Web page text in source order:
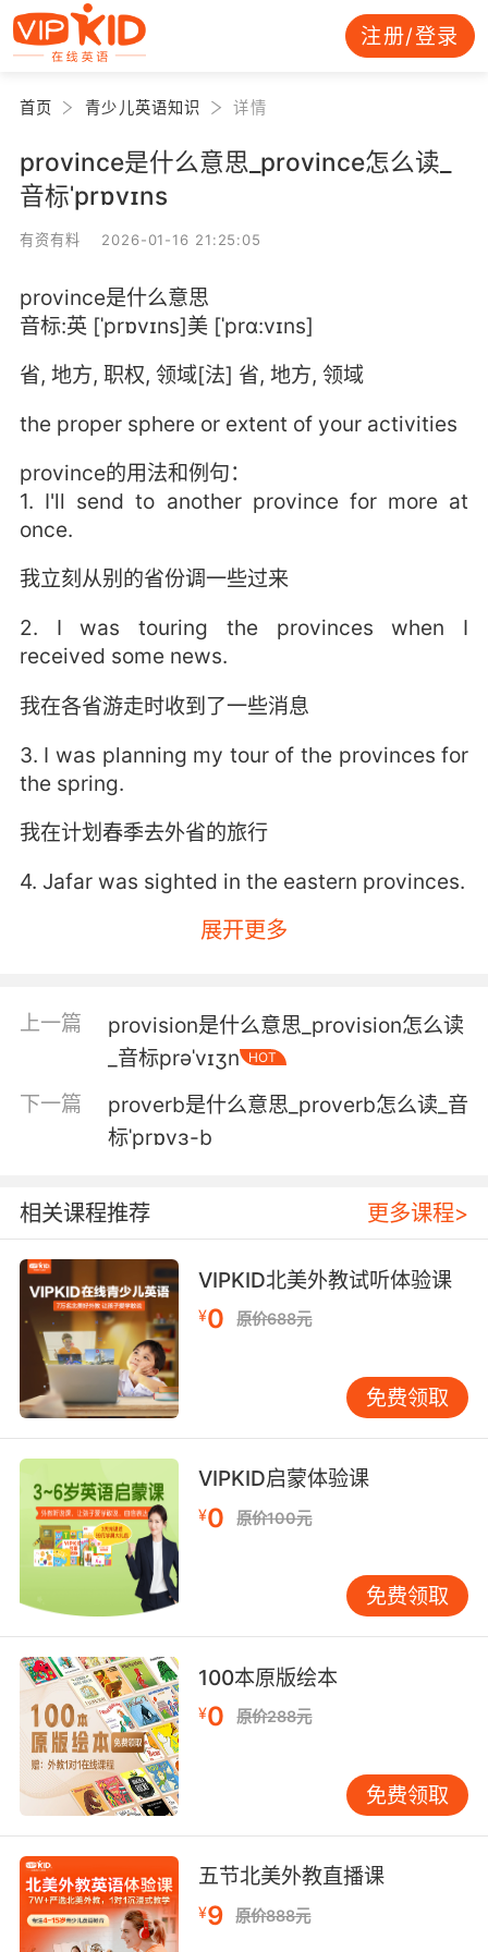
注册/登录
首页 青少儿英语知识 详情
province是什么意思_province怎么读_
音标ˈprɒvɪns
有资有料 2026-01-16 21:25:05
province是什么意思
音标:英 [ˈprɒvɪns]美 [ˈprɑ:vɪns]
省, 地方, 职权, 领域[法] 省, 地方, 领域
the proper sphere or extent of your activities
province的用法和例句：
1. I'll send to another province for more at
once.
我立刻从别的省份调一些过来
2. I was touring the provinces when I
received some news.
我在各省游走时收到了一些消息
3. I was planning my tour of the provinces for
the spring.
我在计划春季去外省的旅行
4. Jafar was sighted in the eastern provinces.
有人在东部省份看到贾法尔了
all too well.
一个我很不幸熟识的人的管辖之下
6. I believe that religion is the province of our
worthy priests.
7. They don't want to reward a renegade
province, sir.
他们不想奖赏叛徒 总统先生
8. Take her to the river province to prepare
her for the ceremony.
带她去河部落 为仪式做准备
9. Digital is the province of hackers and
prying eyes.
数码产品是黑客和窥探者的天下
10. Making laws is the province of this august
chamber.
这个庄严内阁的职责是立法
展开更多
上一篇
provision是什么意思_provision怎么读
_音标prəˈvɪʒn
HOT
下一篇
proverb是什么意思_proverb怎么读_音
标ˈprɒvɜ-b
相关课程推荐 更多课程>
VIPKID北美外教试听体验课
¥0 原价688元
免费领取
VIPKID启蒙体验课
¥0 原价100元
免费领取
100本原版绘本
¥0 原价288元
免费领取
五节北美外教直播课
¥9 原价888元